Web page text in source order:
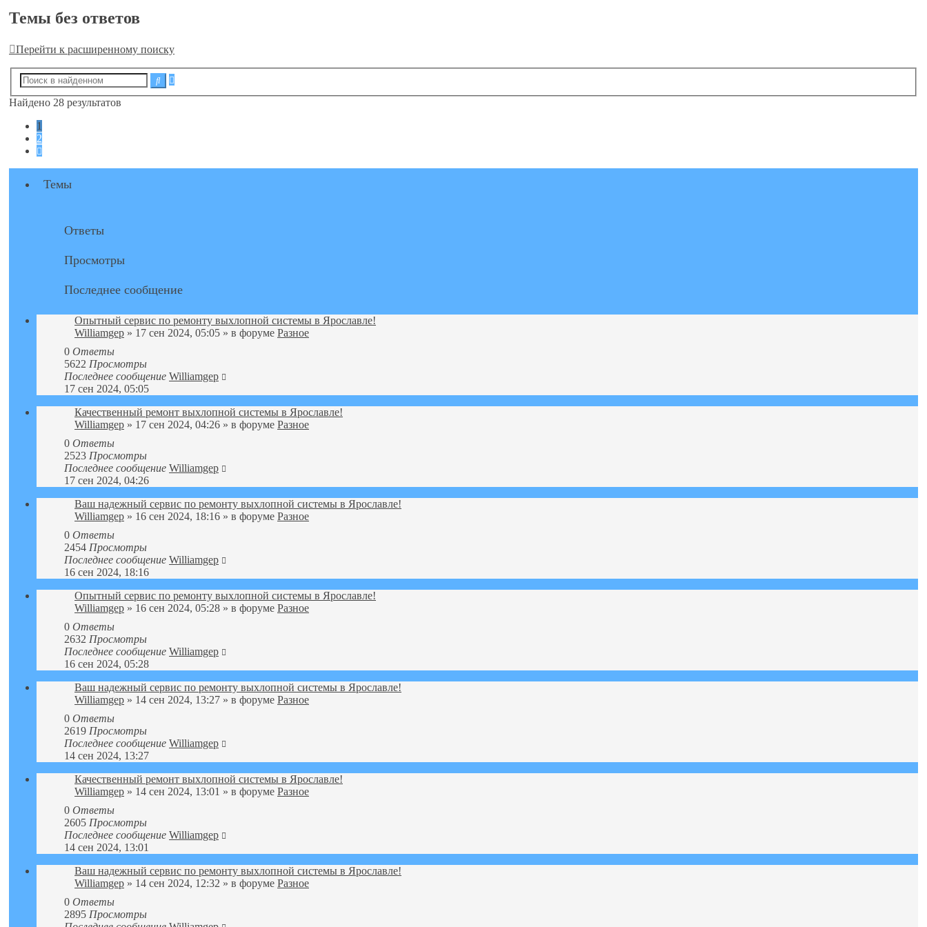
Темы без ответов
Перейти к расширенному поиску
Поиск
Найдено 28 результатов
1
2
Темы
Ответы
Просмотры
Последнее сообщение
Опытный сервис по ремонту выхлопной системы в Ярославле!
Williamgep » 17 сен 2024, 05:05 » в форуме Разное
0 Ответы
5622 Просмотры
Последнее сообщение Williamgep
17 сен 2024, 05:05
Качественный ремонт выхлопной системы в Ярославле!
Williamgep » 17 сен 2024, 04:26 » в форуме Разное
0 Ответы
2523 Просмотры
Последнее сообщение Williamgep
17 сен 2024, 04:26
Ваш надежный сервис по ремонту выхлопной системы в Ярославле!
Williamgep » 16 сен 2024, 18:16 » в форуме Разное
0 Ответы
2454 Просмотры
Последнее сообщение Williamgep
16 сен 2024, 18:16
Опытный сервис по ремонту выхлопной системы в Ярославле!
Williamgep » 16 сен 2024, 05:28 » в форуме Разное
0 Ответы
2632 Просмотры
Последнее сообщение Williamgep
16 сен 2024, 05:28
Ваш надежный сервис по ремонту выхлопной системы в Ярославле!
Williamgep » 14 сен 2024, 13:27 » в форуме Разное
0 Ответы
2619 Просмотры
Последнее сообщение Williamgep
14 сен 2024, 13:27
Качественный ремонт выхлопной системы в Ярославле!
Williamgep » 14 сен 2024, 13:01 » в форуме Разное
0 Ответы
2605 Просмотры
Последнее сообщение Williamgep
14 сен 2024, 13:01
Ваш надежный сервис по ремонту выхлопной системы в Ярославле!
Williamgep » 14 сен 2024, 12:32 » в форуме Разное
0 Ответы
2895 Просмотры